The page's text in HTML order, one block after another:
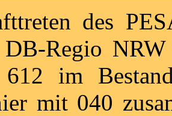
des
Regio NRW
612 im
mit 040